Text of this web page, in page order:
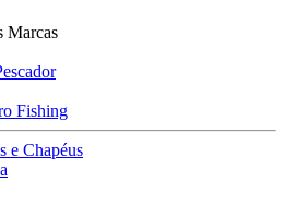
Marcas
Fishing
e Chapéus